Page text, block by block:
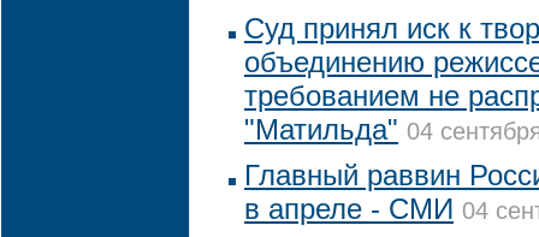
Суд принял иск к
объединению
требованием не
"Матильда" 04
Главный раввин
в апреле - СМИ 04